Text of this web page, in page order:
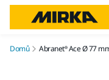
Domů Abranet® Ace Ø 77